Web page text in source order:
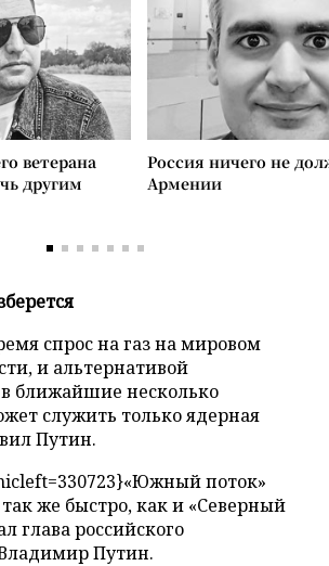
ветерана
другим
Россия ничего не
Армении
спрос на газ на мировом
и альтернативой
ближайшие несколько
служить только ядерная
Путин.
поток»
же быстро, как и «Северный
глава российского
Путин.